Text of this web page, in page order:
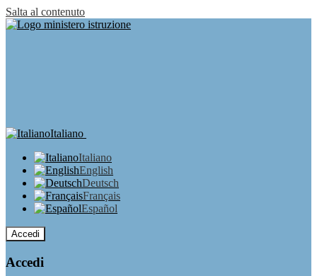
Salta al contenuto
Italiano
Italiano
English
Deutsch
Français
Español
Accedi
Accedi